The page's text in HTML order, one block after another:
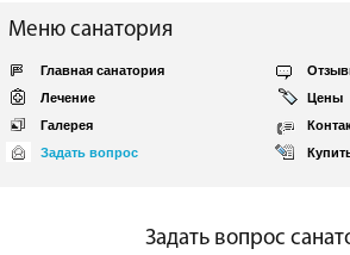
Меню санатория
Главная санатория
Лечение
Цены
Галерея
Задать вопрос
Задать вопрос